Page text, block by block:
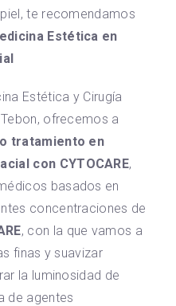
te recomendamos
Estética en
Estética y Cirugía
ofrecemos a
tratamiento en
con CYTOCARE,
basados en
concentraciones de
, con la que vamos a
finas y suavizar
la luminosidad de
de agentes